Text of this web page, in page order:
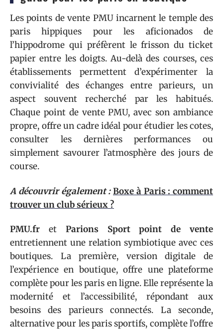
Les points de vente PMU incarnent le temple des
paris hippiques pour les aficionados de
l’hippodrome qui préfèrent le frisson du ticket
papier entre les doigts. Au-delà des courses, ces
établissements permettent d’expérimenter la
convivialité des échanges entre parieurs, un
aspect souvent recherché par les habitués.
Chaque point de vente PMU, avec son ambiance
propre, offre un cadre idéal pour étudier les cotes,
consulter les dernières performances ou
simplement savourer l’atmosphère des jours de
course.
A découvrir également : Boxe à Paris : comment
trouver un club sérieux ?
PMU.fr et Parions Sport point de vente
entretiennent une relation symbiotique avec ces
boutiques. La première, version digitale de
l’expérience en boutique, offre une plateforme
complète pour les paris en ligne. Elle représente la
modernité et l’accessibilité, répondant aux
besoins des parieurs connectés. La seconde,
alternative pour les paris sportifs, complète l’offre